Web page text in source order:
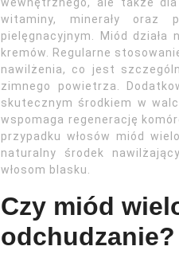
witaminy, minerały oraz
pielęgnacyjnym. Miód
kremów. Regularne
nawilżenia, co jest
zimnego powietrza.
skutecznym środkiem w
wspomaga regenerację
przypadku włosów miód
naturalny środek
włosom blasku.
Czy miód
odchudzanie?